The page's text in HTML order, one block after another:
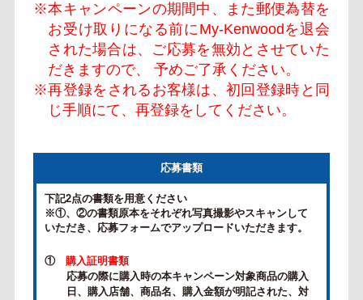
※本キャンペーンの期間中、また郵便為替を
お受け取りになる前にMy-Kenwoodを退会
された場合は、ご応募を無効とさせていた
だきますので、 予めご了承ください。
※再登録をされるお客様は、初回登録時と同
じ手順にて、再登録をしてください。
応募書類
下記2点の書類を用意ください
※①、②の書類原本をそれぞれ写真撮影やスキャンして
いただき、応募フォームでアップロードいただきます。
①購入証明書類
応募の際に購入時の本キャンペーン対象商品の購入
日、購入店舗、商品名、購入金額が明記された、対